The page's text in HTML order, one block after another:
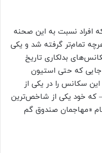
افراد نسبت به این صحنه
تمام‌تر گرفته شد و یکی
بدلکاری تاریخ
جایی که حتی استیون
سکانس را در یکی از
– که خود یکی از شاخص‌ترین
«مهاجمان صندوق گم